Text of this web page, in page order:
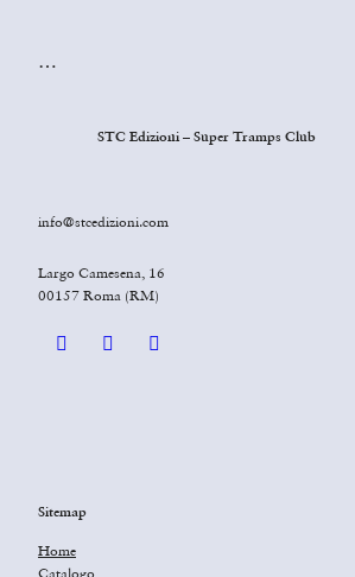
…
STC Edizioni – Super Tramps Club
info@stcedizioni.com
Largo Camesena, 16
00157 Roma (RM)
Sitemap
Home
Catalogo